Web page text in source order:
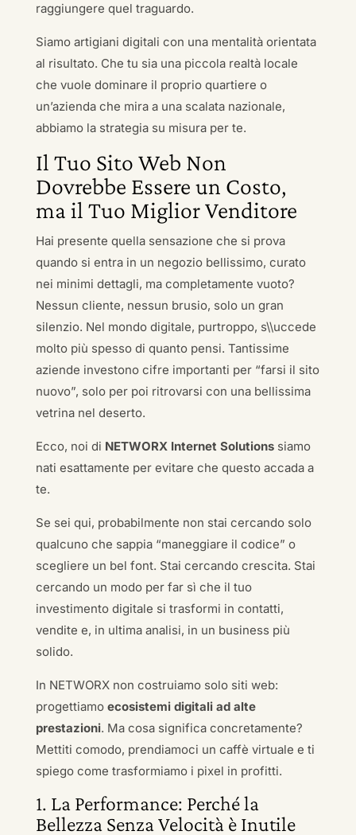
raggiungere quel traguardo.
Siamo artigiani digitali con una mentalità orientata
al risultato. Che tu sia una piccola realtà locale
che vuole dominare il proprio quartiere o
un’azienda che mira a una scalata nazionale,
abbiamo la strategia su misura per te.
Il Tuo Sito Web Non
Dovrebbe Essere un Costo,
ma il Tuo Miglior Venditore
Hai presente quella sensazione che si prova
quando si entra in un negozio bellissimo, curato
nei minimi dettagli, ma completamente vuoto?
Nessun cliente, nessun brusio, solo un gran
silenzio. Nel mondo digitale, purtroppo, s\\uccede
molto più spesso di quanto pensi. Tantissime
aziende investono cifre importanti per “farsi il sito
nuovo”, solo per poi ritrovarsi con una bellissima
vetrina nel deserto.
Ecco, noi di NETWORX Internet Solutionssiamo
nati esattamente per evitare che questo accada a
te.
Se sei qui, probabilmente non stai cercando solo
qualcuno che sappia “maneggiare il codice” o
scegliere un bel font. Stai cercando crescita. Stai
cercando un modo per far sì che il tuo
investimento digitale si trasformi in contatti,
vendite e, in ultima analisi, in un business più
solido.
In NETWORX non costruiamo solo siti web:
progettiamo ecosistemi digitali ad alte
prestazioni. Ma cosa significa concretamente?
Mettiti comodo, prendiamoci un caffè virtuale e ti
spiego come trasformiamo i pixel in profitti.
1. La Performance: Perché la
Bellezza Senza Velocità è Inutile